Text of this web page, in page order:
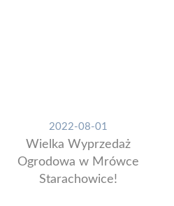
2022-08-01
Wielka Wyprzedaż
Ogrodowa w Mrówce
Starachowice!